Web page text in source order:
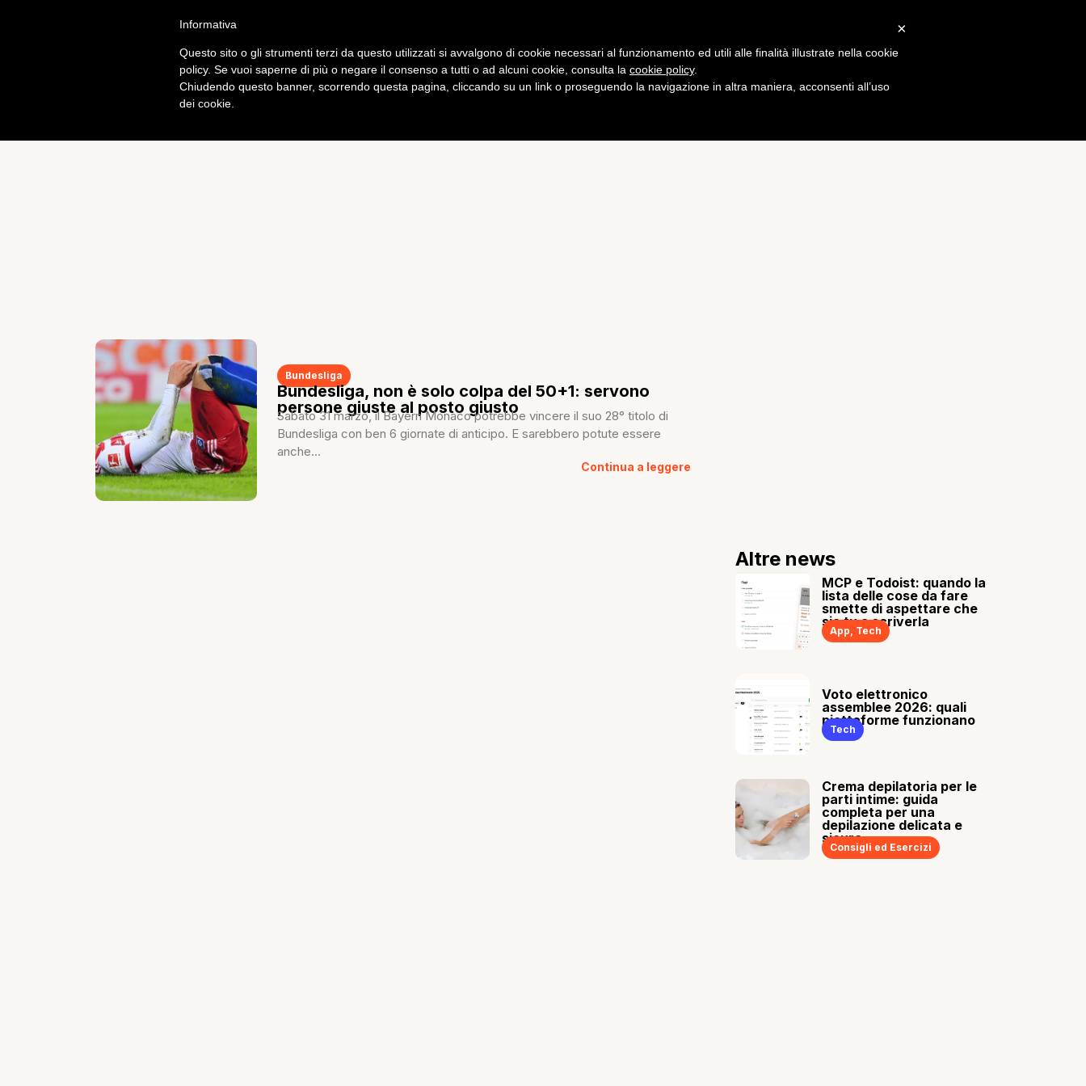
Bundesliga
Bundesliga, non è solo colpa del 50+1: servono
persone giuste al posto giusto
Sabato 31 marzo, il Bayern Monaco potrebbe vincere il suo 28° titolo di
Bundesliga con ben 6 giornate di anticipo. E sarebbero potute essere
anche...
Continua a leggere
Altre news
MCP e Todoist: quando la
lista delle cose da fare
smette di aspettare che
sia tu a scriverla
App, Tech
Voto elettronico
assemblee 2026: quali
piattaforme funzionano
Tech
Crema depilatoria per le
parti intime: guida
completa per una
depilazione delicata e
sicura
Consigli ed Esercizi
×
Informativa
Questo sito o gli strumenti terzi da questo utilizzati si avvalgono di cookie necessari al funzionamento ed utili alle finalità illustrate nella cookie
policy. Se vuoi saperne di più o negare il consenso a tutti o ad alcuni cookie, consulta la cookie policy.
Chiudendo questo banner, scorrendo questa pagina, cliccando su un link o proseguendo la navigazione in altra maniera, acconsenti all’uso
dei cookie.